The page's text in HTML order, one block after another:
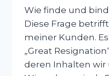
Wie finde und
Diese Frage
meiner Kunden.
„Great
deren Inhalten wir